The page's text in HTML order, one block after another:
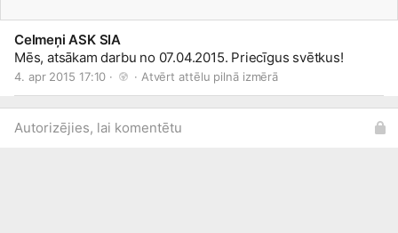
Celmeņi ASK SIA
Mēs, atsākam darbu no 07.04.2015. Priecīgus svētkus!
4. apr 2015 17:10 · · Atvērt attēlu pilnā izmērā
Autorizējies, lai komentētu